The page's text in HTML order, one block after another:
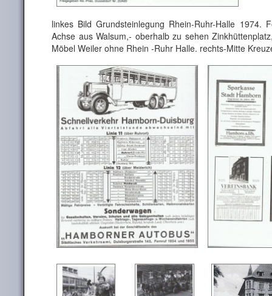
linkes Bild Grundsteinlegung Rhein-Ruhr-Halle 1974.
Achse aus Walsum,- oberhalb zu sehen
Möbel Weiler ohne Rhein -Ruhr Halle. rechts-Mitte